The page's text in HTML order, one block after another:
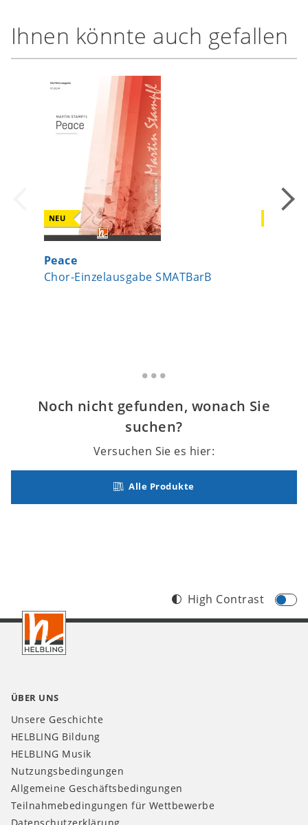
Ihnen könnte auch gefallen
NEU
Peace
Chor-Einzelausgabe SMATBarB
Noch nicht gefunden, wonach Sie
suchen?
Versuchen Sie es hier:
Alle Produkte
Footer
AT
High Contrast
ÜBER UNS
Unsere Geschichte
HELBLING Bildung
HELBLING Musik
Nutzungsbedingungen
Allgemeine Geschäftsbedingungen
Teilnahmebedingungen für Wettbewerbe